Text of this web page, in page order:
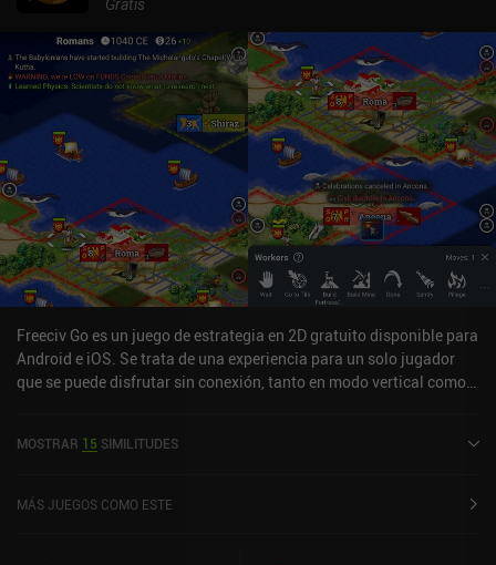
Freeciv Go es un juego de estrategia en 2D gratuito disponible para
Android e iOS. Se trata de una experiencia para un solo jugador
que se puede disfrutar sin conexión, tanto en modo vertical como
de 4,2 sobre 5,0 en la App Store de iOS.
MOSTRAR 15 SIMILITUDES
MÁS JUEGOS COMO ESTE